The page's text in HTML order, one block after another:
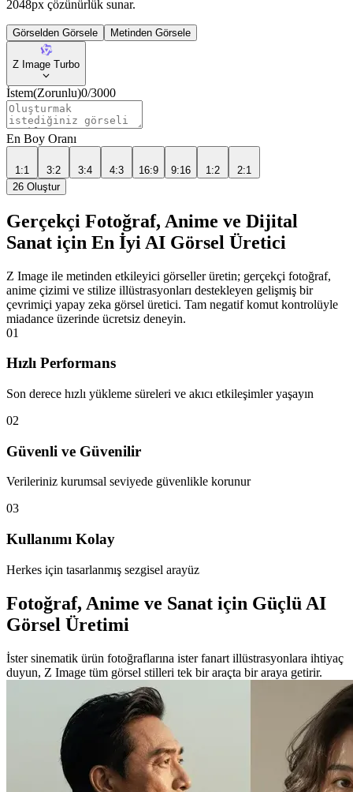
2048px çözünürlük sunar.
Görselden Görsele Metinden Görsele
Z Image Turbo
İstem(Zorunlu)0/3000
En Boy Oranı
1:1 3:2 3:4 4:3 16:9 9:16 1:2
2:1
26 Oluştur
Gerçekçi Fotoğraf, Anime ve Dijital
Sanat için En İyi AI Görsel Üretici
Z Image ile metinden etkileyici görseller üretin; gerçekçi fotoğraf,
anime çizimi ve stilize illüstrasyonları destekleyen gelişmiş bir
çevrimiçi yapay zeka görsel üretici. Tam negatif komut kontrolüyle
miadance üzerinde ücretsiz deneyin.
01
Hızlı Performans
Son derece hızlı yükleme süreleri ve akıcı etkileşimler yaşayın
02
Güvenli ve Güvenilir
Verileriniz kurumsal seviyede güvenlikle korunur
03
Kullanımı Kolay
Herkes için tasarlanmış sezgisel arayüz
Fotoğraf, Anime ve Sanat için Güçlü AI
Görsel Üretimi
İster sinematik ürün fotoğraflarına ister fanart illüstrasyonlara ihtiyaç
duyun, Z Image tüm görsel stilleri tek bir araçta bir araya getirir.